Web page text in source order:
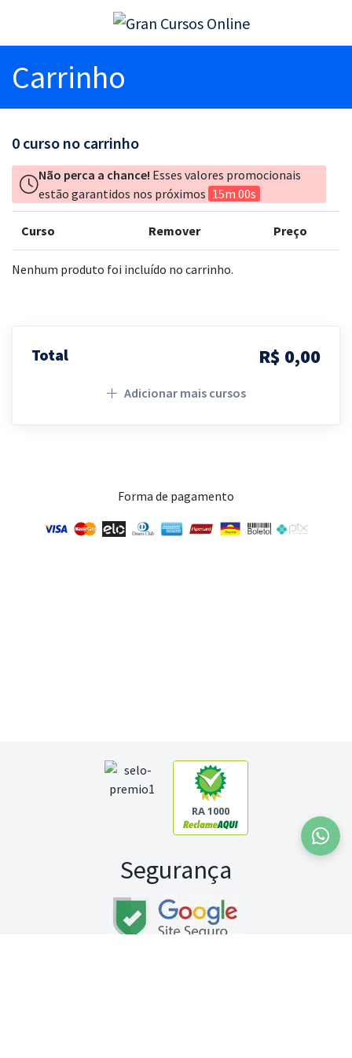
Carrinho
0 curso no carrinho
Não perca a chance! Esses valores promocionais
estão garantidos nos próximos 15m 00s
Curso Remover Preço
Nenhum produto foi incluído no carrinho.
Total R$ 0,00
Adicionar mais cursos
Forma de pagamento
RA 1000
Segurança